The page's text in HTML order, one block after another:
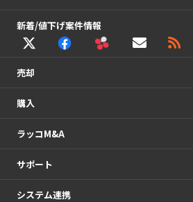
新着/値下げ案件情報
売却
購入
ラッコM&A
サポート
システム連携